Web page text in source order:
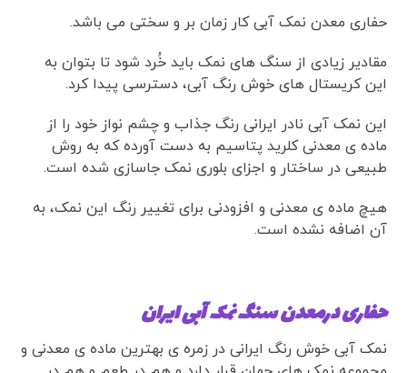
این کریستال های خوش رنگ آبی، دسترسی پیدا کرد.
ماده ی معدنی کلرید پتاسیم به دست آورده که به روش
طبیعی در ساختار و اجزای بلوری نمک جاسازی شده است.
آن اضافه نشده است.
حفاری درمعدن سنگ نمک آبی ایران
مجموعه نمک های جهان قرار دارد و هم در طعم و هم در